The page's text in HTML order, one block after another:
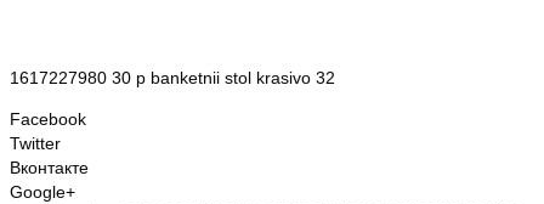
1617227980 30 p banketnii stol krasivo 32
Facebook
Twitter
Вконтакте
Google+